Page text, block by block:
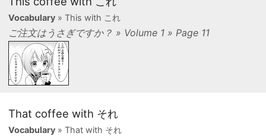
Vocabulary» This with これ
ご注文はうさぎですか？ » Volume 1 » Page 11
That coffee with それ
Vocabulary» That with それ